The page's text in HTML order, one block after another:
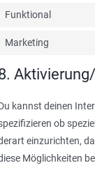
Funktional
Marketing
kannst deinen
ob
einzurichten,
Möglichkeiten